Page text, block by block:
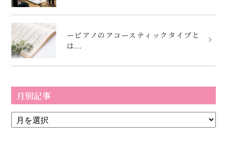
ーピアノのアコースティックタイプと
は...
月別記事